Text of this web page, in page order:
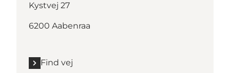
Kystvej 27
6200 Aabenraa
Find vej